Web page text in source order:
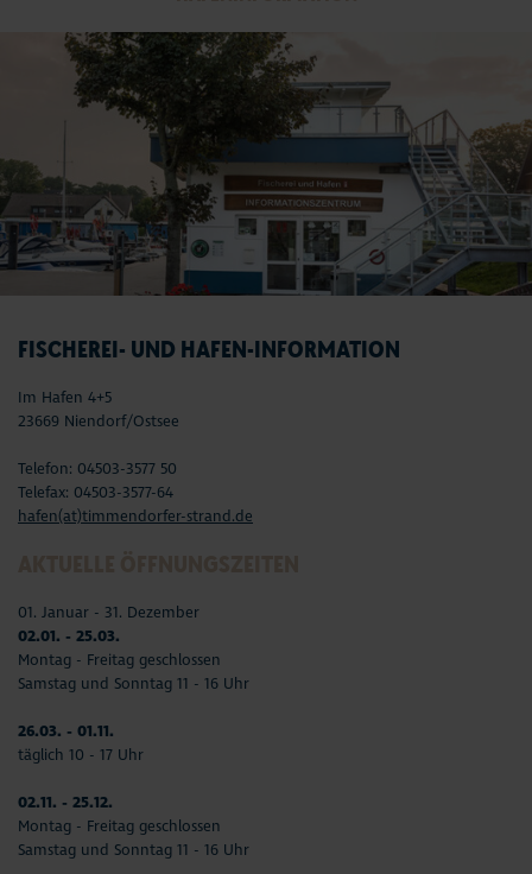
FISCHEREI- UND HAFEN-INFORMATION
Im Hafen 4+5
23669 Niendorf/Ostsee
Telefon: 04503-3577 50
Telefax: 04503-3577-64
hafen(at)timmendorfer-strand.de
01. Januar - 31. Dezember
02.01. - 25.03.
Montag - Freitag geschlossen
Samstag und Sonntag 11 - 16 Uhr
26.03. - 01.11.
täglich 10 - 17 Uhr
02.11. - 25.12.
Montag - Freitag geschlossen
Samstag und Sonntag 11 - 16 Uhr